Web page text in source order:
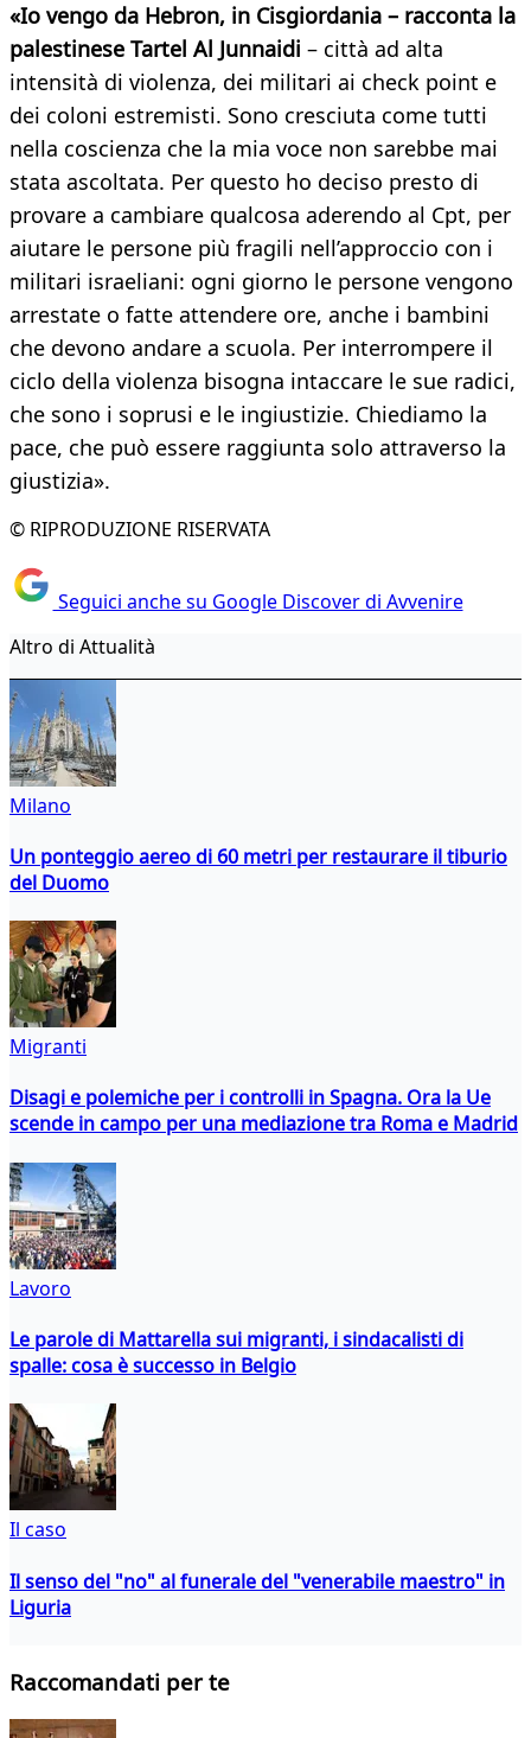
«Io vengo da Hebron, in Cisgiordania – racconta la
palestinese Tartel Al Junnaidi – città ad alta
intensità di violenza, dei militari ai check point e
dei coloni estremisti. Sono cresciuta come tutti
nella coscienza che la mia voce non sarebbe mai
stata ascoltata. Per questo ho deciso presto di
provare a cambiare qualcosa aderendo al Cpt, per
aiutare le persone più fragili nell’approccio con i
militari israeliani: ogni giorno le persone vengono
arrestate o fatte attendere ore, anche i bambini
che devono andare a scuola. Per interrompere il
ciclo della violenza bisogna intaccare le sue radici,
che sono i soprusi e le ingiustizie. Chiediamo la
pace, che può essere raggiunta solo attraverso la
giustizia».
© RIPRODUZIONE RISERVATA
Seguici anche su Google Discover di Avvenire
Altro di Attualità
Milano
Un ponteggio aereo di 60 metri per restaurare il tiburio
del Duomo
Migranti
Disagi e polemiche per i controlli in Spagna. Ora la Ue
scende in campo per una mediazione tra Roma e Madrid
Lavoro
Le parole di Mattarella sui migranti, i sindacalisti di
spalle: cosa è successo in Belgio
Il caso
Il senso del "no" al funerale del "venerabile maestro" in
Liguria
Raccomandati per te